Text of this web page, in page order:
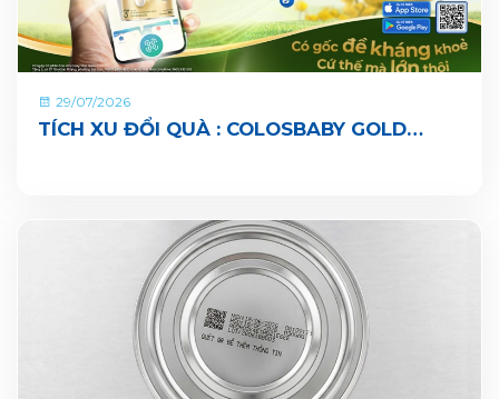
29/07/2026
TÍCH XU ĐỔI QUÀ : COLOSBABY GOLD